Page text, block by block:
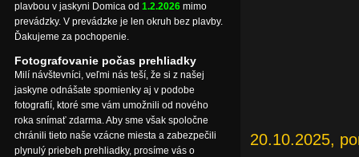
20.10.2025,
plavbou v jaskyni Domica od 1.2.2026 mimo
prevádzky. V prevádzke je len okruh bez plavby.
Ďakujeme za pochopenie.
Fotografovanie počas prehliadky
Milí návštevníci, veľmi nás teší, že si z našej
jaskyne odnášate spomienky aj v podobe
fotografií, ktoré sme vám umožnili od nového
roka snímať zdarma. Aby sme však spoločne
chránili tieto naše vzácne miesta a zabezpečili
plynulý priebeh prehliadky, prosíme vás o